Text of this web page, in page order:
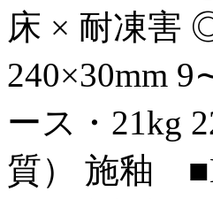
床 × 耐凍害
240×30mm
ース・21kg
質） 施釉